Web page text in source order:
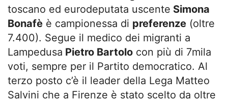
toscano ed eurodeputata uscente Simona
Bonafè è campionessa di preferenze (oltre
7.400). Segue il medico dei migranti a
Lampedusa Pietro Bartolo con più di 7mila
voti, sempre per il Partito democratico. Al
terzo posto c’è il leader della Lega Matteo
Salvini che a Firenze è stato scelto da oltre